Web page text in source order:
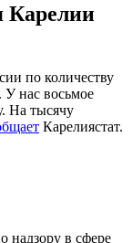
Карелии
по количеству
У нас восьмое
На тысячу
Карелиястат.
надзору в сфере